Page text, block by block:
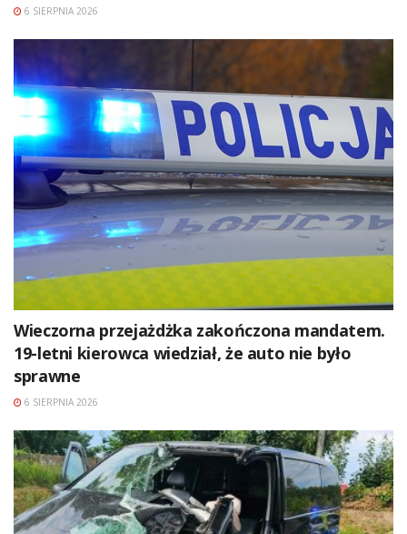
6 SIERPNIA 2026
Wieczorna przejażdżka zakończona mandatem.
19-letni kierowca wiedział, że auto nie było
sprawne
6 SIERPNIA 2026